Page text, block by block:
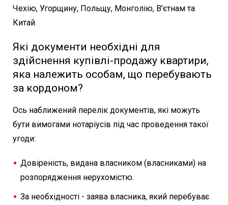
Чехію, Угорщину, Польщу, Монголію, В'єтнам та
Китай.
Які документи необхідні для
здійснення купівлі-продажу квартири,
яка належить особам, що перебувають
за кордоном?
Ось наближений перелік документів, які можуть
бути вимогами нотаріусів під час проведення такої
угоди:
Довіреність, видана власником (власниками) на
розпорядження нерухомістю.
За необхідності - заява власника, який перебуває